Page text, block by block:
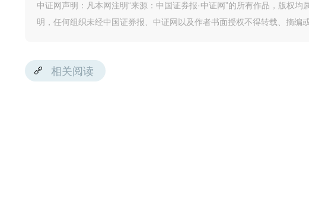
中证网声明：凡本网注明“来源：中国证券报·中证网”的所有作品，版权
明，任何组织未经中国证券报、中证网以及作者书面授权不得转载、摘编
相关阅读